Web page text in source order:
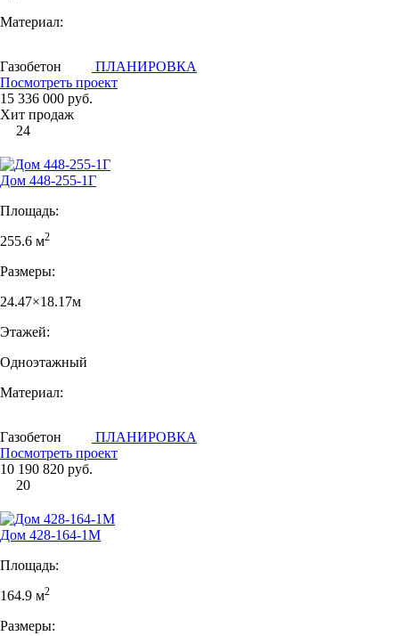
Материал:
Газобетон
ПЛАНИРОВКА
Посмотреть проект
15 336 000 руб.
Хит продаж
24
Дом 448-255-1Г
Площадь:
255.6 м2
Размеры:
24.47×18.17м
Этажей:
Одноэтажный
Материал:
Газобетон
ПЛАНИРОВКА
Посмотреть проект
10 190 820 руб.
20
Дом 428-164-1М
Площадь:
164.9 м2
Размеры: